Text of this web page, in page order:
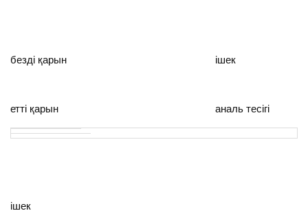
безді қарын ішек
етті қарын аналь тесігі
ішек